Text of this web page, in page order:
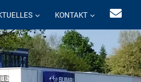
KONTAKT